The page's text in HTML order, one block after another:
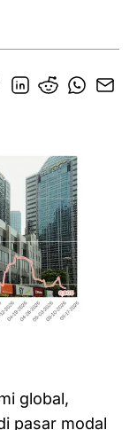
global,
pasar modal